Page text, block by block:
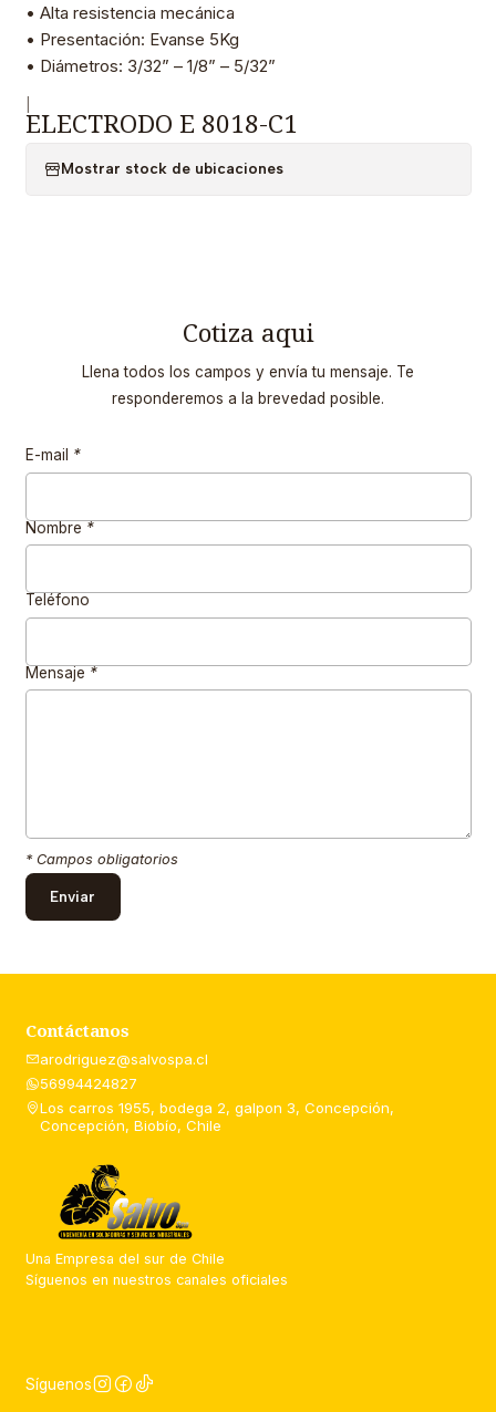
• Alta resistencia mecánica
• Presentación: Evanse 5Kg
• Diámetros: 3/32” – 1/8” – 5/32”
ELECTRODO E 8018-C1
Mostrar stock de ubicaciones
Cotiza aqui
Llena todos los campos y envía tu mensaje. Te
responderemos a la brevedad posible.
E-mail *
Nombre *
Teléfono
Mensaje *
* Campos obligatorios
Contáctanos
arodriguez@salvospa.cl
56994424827
Los carros 1955, bodega 2, galpon 3, Concepción,
Concepción, Biobío, Chile
Una Empresa del sur de Chile
Síguenos en nuestros canales oficiales
Síguenos